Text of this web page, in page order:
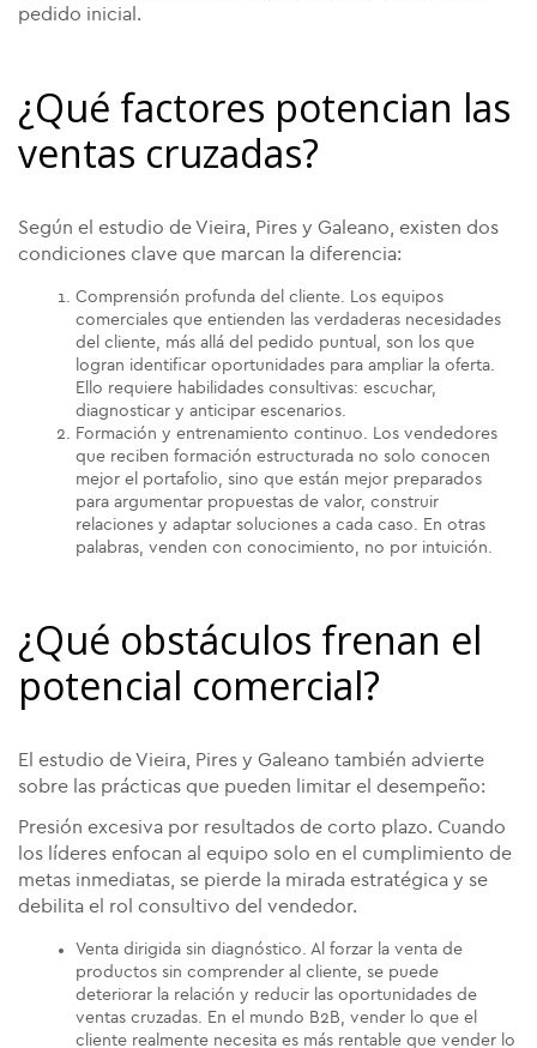
pedido inicial.
¿Qué factores potencian las
ventas cruzadas?
Según el estudio de Vieira, Pires y Galeano, existen dos
condiciones clave que marcan la diferencia:
Comprensión profunda del cliente. Los equipos
comerciales que entienden las verdaderas necesidades
del cliente, más allá del pedido puntual, son los que
logran identificar oportunidades para ampliar la oferta.
Ello requiere habilidades consultivas: escuchar,
diagnosticar y anticipar escenarios.
Formación y entrenamiento continuo. Los vendedores
que reciben formación estructurada no solo conocen
mejor el portafolio, sino que están mejor preparados
para argumentar propuestas de valor, construir
relaciones y adaptar soluciones a cada caso. En otras
palabras, venden con conocimiento, no por intuición.
¿Qué obstáculos frenan el
potencial comercial?
El estudio de Vieira, Pires y Galeano también advierte
sobre las prácticas que pueden limitar el desempeño:
Presión excesiva por resultados de corto plazo. Cuando
los líderes enfocan al equipo solo en el cumplimiento de
metas inmediatas, se pierde la mirada estratégica y se
debilita el rol consultivo del vendedor.
Venta dirigida sin diagnóstico. Al forzar la venta de
productos sin comprender al cliente, se puede
deteriorar la relación y reducir las oportunidades de
ventas cruzadas. En el mundo B2B, vender lo que el
cliente realmente necesita es más rentable que vender lo